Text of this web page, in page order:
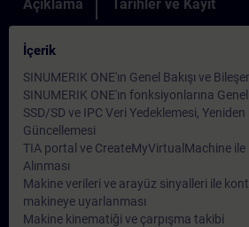
Açıklama Tarihler ve Kayıt
İçerik
SINUMERIK ONE'ın Genel Bakışı ve
SINUMERIK ONE'ın fonksiyonlarına Genel
SSD/SD ve IPC Veri Yedeklemesi, Yeniden
Güncellemesi
TIA portal ve CreateMyVirtualMachine ile
Alınması
Makine verileri ve arayüz sinyalleri ile
makineye uyarlanması
Makine kinematiği ve çarpışma takibi